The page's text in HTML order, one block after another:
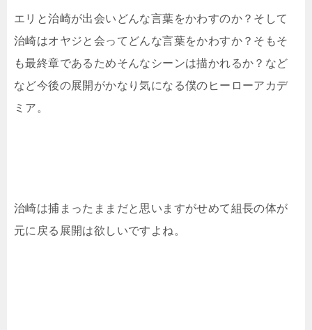
エリと治崎が出会いどんな言葉をかわすのか？そして
治崎はオヤジと会ってどんな言葉をかわすか？そもそ
も最終章であるためそんなシーンは描かれるか？など
など今後の展開がかなり気になる僕のヒーローアカデ
ミア。
治崎は捕まったままだと思いますがせめて組長の体が
元に戻る展開は欲しいですよね。